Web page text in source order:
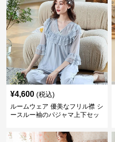
¥4,600 (税込)
ルームウェア 優美なフリル襟 シ
ースルー袖のパジャマ上下セッ